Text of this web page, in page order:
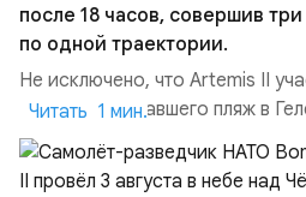
после 18 часов, совершив
по одной траектории.
Не исключено, что Artemis II
дрона, атаковавшего пляж в
чего погибло 7 человек,
турецкая газета Cumhuriyet
Читать 1 мин.